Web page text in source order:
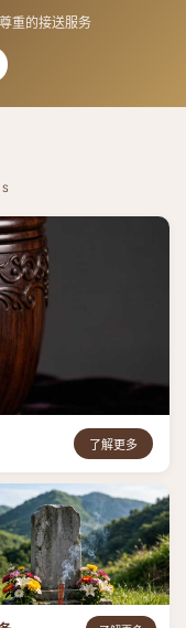
重的接送服务
了解更多